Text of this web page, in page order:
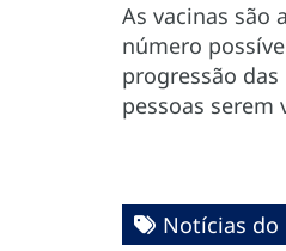
As vacinas são
número
progressão
pessoas serem
Notícias do